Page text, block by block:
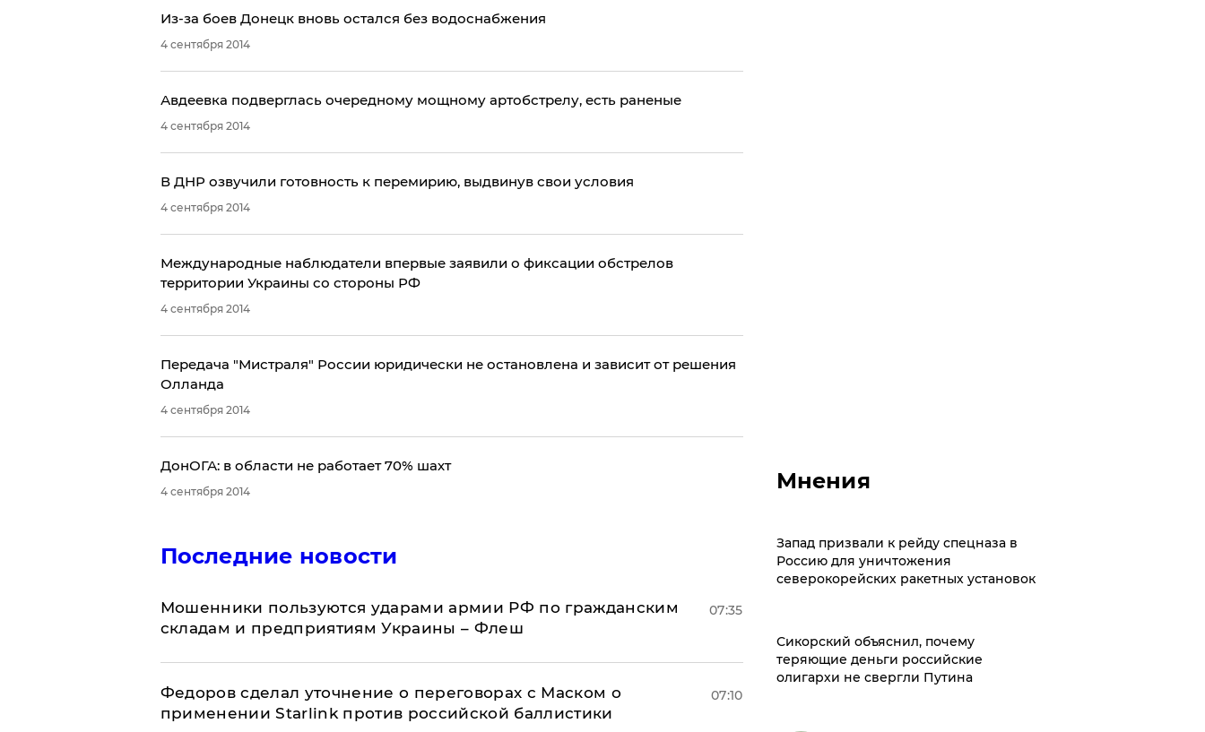
Из-за боев Донецк вновь остался без водоснабжения
4 сентября 2014
Авдеевка подверглась очередному мощному артобстрелу, есть раненые
4 сентября 2014
В ДНР озвучили готовность к перемирию, выдвинув свои условия
4 сентября 2014
Международные наблюдатели впервые заявили о фиксации обстрелов
территории Украины со стороны РФ
4 сентября 2014
Передача "Мистраля" России юридически не остановлена и зависит от решения
Олланда
4 сентября 2014
ДонОГА: в области не работает 70% шахт
4 сентября 2014
Последние новости
Мошенники пользуются ударами армии РФ по гражданским
складам и предприятиям Украины – Флеш
07:35
Федоров сделал уточнение о переговорах с Маском о
применении Starlink против российской баллистики
07:10
Мнения
Запад призвали к рейду спецназа в
Россию для уничтожения
северокорейских ракетных установок
Сикорский объяснил, почему
теряющие деньги российские
олигархи не свергли Путина